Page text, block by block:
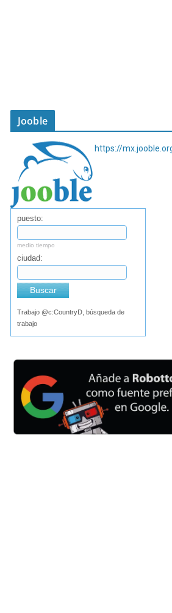
Jooble
https://
puesto:
medio tiempo
ciudad:
Buscar
Trabajo @c:CountryD, búsqueda de
trabajo